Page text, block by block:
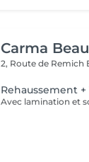
Carma
2, Route de Remich
Rehaussement
Avec lamination et